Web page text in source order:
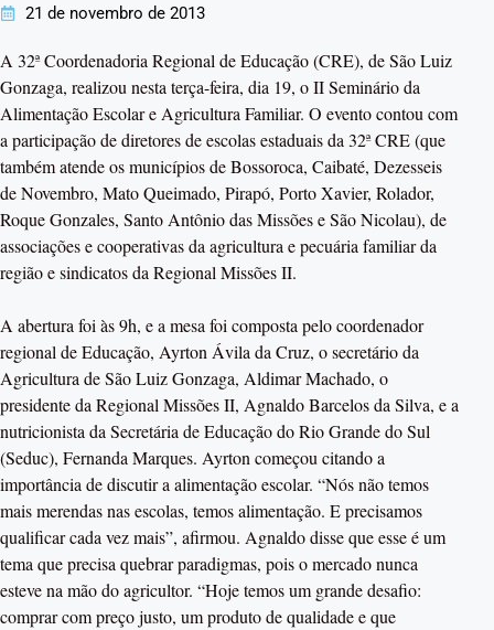
21 de novembro de 2013
A 32ª Coordenadoria Regional de Educação (CRE), de São Luiz
Gonzaga, realizou nesta terça-feira, dia 19, o II Seminário da
Alimentação Escolar e Agricultura Familiar. O evento contou com
a participação de diretores de escolas estaduais da 32ª CRE (que
também atende os municípios de Bossoroca, Caibaté, Dezesseis
de Novembro, Mato Queimado, Pirapó, Porto Xavier, Rolador,
Roque Gonzales, Santo Antônio das Missões e São Nicolau), de
associações e cooperativas da agricultura e pecuária familiar da
região e sindicatos da Regional Missões II.
A abertura foi às 9h, e a mesa foi composta pelo coordenador
regional de Educação, Ayrton Ávila da Cruz, o secretário da
Agricultura de São Luiz Gonzaga, Aldimar Machado, o
presidente da Regional Missões II, Agnaldo Barcelos da Silva, e a
nutricionista da Secretária de Educação do Rio Grande do Sul
(Seduc), Fernanda Marques. Ayrton começou citando a
importância de discutir a alimentação escolar. “Nós não temos
mais merendas nas escolas, temos alimentação. E precisamos
qualificar cada vez mais”, afirmou. Agnaldo disse que esse é um
tema que precisa quebrar paradigmas, pois o mercado nunca
esteve na mão do agricultor. “Hoje temos um grande desafio:
comprar com preço justo, um produto de qualidade e que